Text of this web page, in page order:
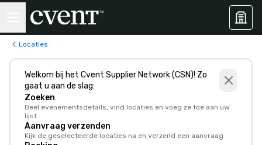
Locaties
Welkom bij het Cvent Supplier Network (CSN)! Zo
gaat u aan de slag:
Zoeken
Deel evenementsdetails, vind locaties en voeg ze toe aan uw
lijst
Aanvraag verzenden
Kijk de geselecteerde locaties na en verzend een aanvraag